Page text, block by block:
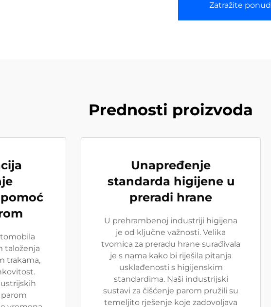
Zatražite
Prednosti proizvoda
taloženja
trakama,
parom
Unapređenje
standarda higijene u
preradi hrane
U prehrambenoj industriji higijena
je od ključne važnosti. Velika
tvornica za preradu hrane surađivala
je s nama kako bi riješila pitanja
usklađenosti s higijenskim
standardima. Naši industrijski
sustavi za čišćenje parom pružili su
temeljito rješenje koje zadovoljava